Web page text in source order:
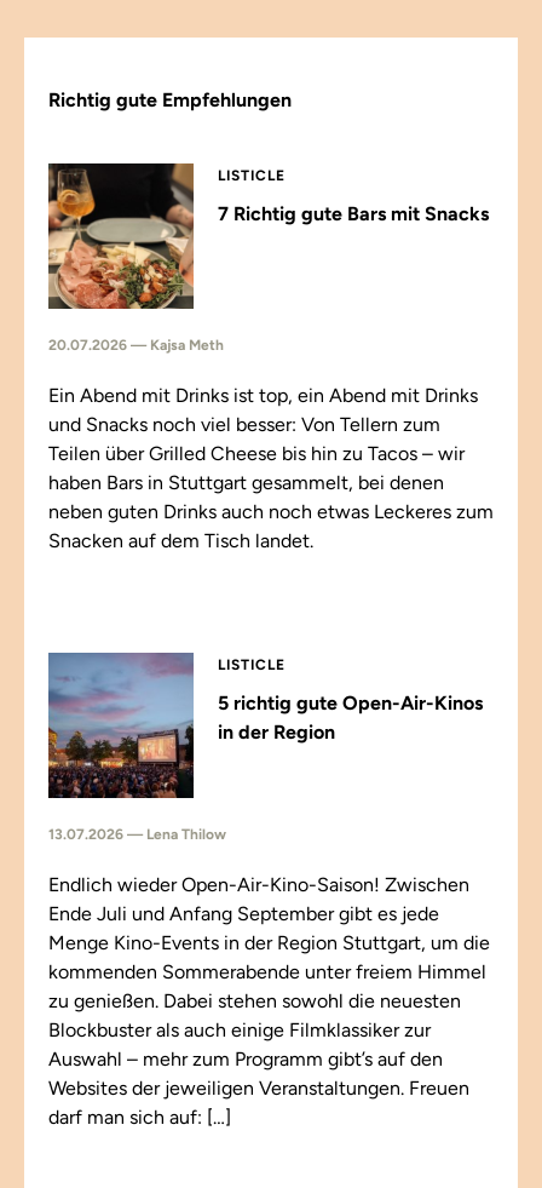
Richtig gute Empfehlungen
LISTICLE
7 Richtig gute Bars mit Snacks
20.07.2026 — Kajsa Meth
Ein Abend mit Drinks ist top, ein Abend mit Drinks
und Snacks noch viel besser: Von Tellern zum
Teilen über Grilled Cheese bis hin zu Tacos – wir
haben Bars in Stuttgart gesammelt, bei denen
neben guten Drinks auch noch etwas Leckeres zum
Snacken auf dem Tisch landet.
LISTICLE
5 richtig gute Open-Air-Kinos
in der Region
13.07.2026 — Lena Thilow
Endlich wieder Open-Air-Kino-Saison! Zwischen
Ende Juli und Anfang September gibt es jede
Menge Kino-Events in der Region Stuttgart, um die
kommenden Sommerabende unter freiem Himmel
zu genießen. Dabei stehen sowohl die neuesten
Blockbuster als auch einige Filmklassiker zur
Auswahl – mehr zum Programm gibt’s auf den
Websites der jeweiligen Veranstaltungen. Freuen
darf man sich auf: […]